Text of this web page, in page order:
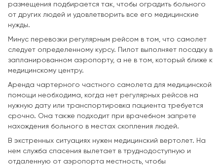
размещения подбирается так, чтобы оградить больного
от других людей и удовлетворить все его медицинские
нужды.
Минус перевозки регулярным рейсом в том, что самолет
следует определенному курсу. Пилот выполняет посадку в
запланированном аэропорту, а не в том, который ближе к
медицинскому центру.
Аренда чартерного частного самолета для медицинской
помощи необходима, когда нет регулярных рейсов на
нужную дату или транспортировка пациента требуется
срочно. Она также подходит при врачебном запрете
нахождения больного в местах скопления людей.
В экстренных ситуациях нужен медицинский вертолет. На
нем служба спасения вылетает в труднодоступную и
отдаленную от аэропорта местность, чтобы